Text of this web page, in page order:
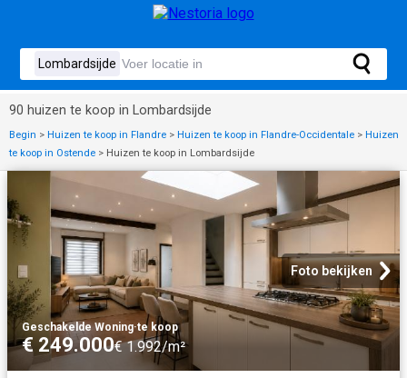
90 huizen te koop in Lombardsijde
Begin > Huizen te koop in Flandre > Huizen te koop in Flandre-Occidentale > Huizen
te koop in Ostende > Huizen te koop in Lombardsijde
Foto bekijken
Geschakelde Woning·te koop
€ 249.000€ 1.992/m²